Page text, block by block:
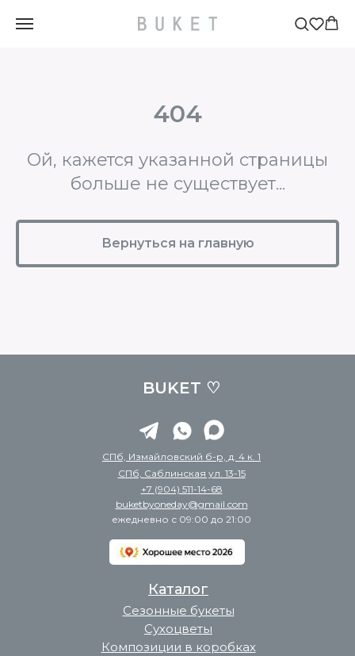
Главная Business Товар
404
Ой, кажется указанной страницы
больше не существует...
Вернуться на главную
BUKET ♡
Каталог
Сезонные букеты
+7 (904) 511-14-68
buketbyoneday@gmail.com
ежедневно с 09:00 до 21:00
Сухоцветы
Композиции в коробках
СПб, Измайловский б-р, д. 4 к. 1
СПб, Саблинская ул. 13-15